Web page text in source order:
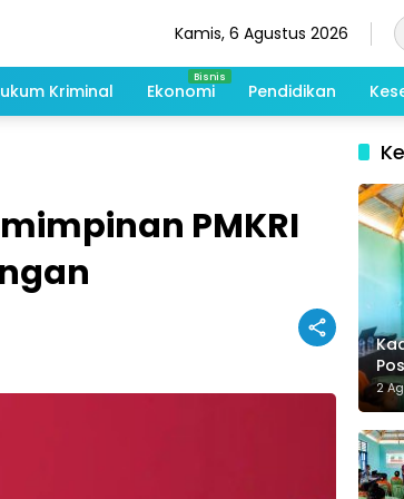
Kamis, 6 Agustus 2026
Kriminal Ekonomi Pendidikan
PMKRI
2